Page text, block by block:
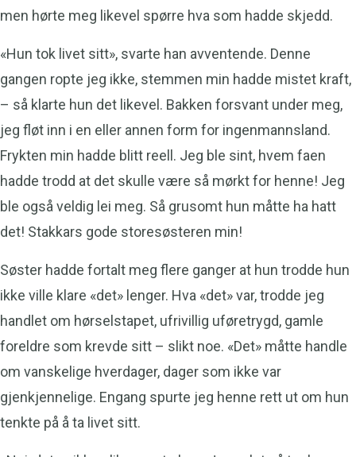
men hørte meg likevel spørre hva som hadde skjedd.
«Hun tok livet sitt», svarte han avventende. Denne
gangen ropte jeg ikke, stemmen min hadde mistet kraft,
– så klarte hun det likevel. Bakken forsvant under meg,
jeg fløt inn i en eller annen form for ingenmannsland.
Frykten min hadde blitt reell. Jeg ble sint, hvem faen
hadde trodd at det skulle være så mørkt for henne! Jeg
ble også veldig lei meg. Så grusomt hun måtte ha hatt
det! Stakkars gode storesøsteren min!
Søster hadde fortalt meg flere ganger at hun trodde hun
ikke ville klare «det» lenger. Hva «det» var, trodde jeg
handlet om hørselstapet, ufrivillig uføretrygd, gamle
foreldre som krevde sitt – slikt noe. «Det» måtte handle
om vanskelige hverdager, dager som ikke var
gjenkjennelige. Engang spurte jeg henne rett ut om hun
tenkte på å ta livet sitt.